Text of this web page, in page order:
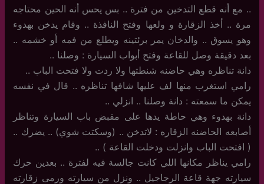
.. مع أنه قطع التدخين من فترة .. بس يحس أنه الحين محتاجه
مرة .. أخذ الزقارة و ولعها وفتح النافذة .. وقام يدخن بهدوء
وهو يسوق .. والدخان يمر برئتينه ويطلع من فمه أو خشمه ..
بعد دقيقة وصل للقاعة وفتح أبواب السيارة : وصلنا ..
دانة تناظره وهي حاضنه شنطتها ولا ردت ولا فتحت الباب ..
رامي استغرب منها لف عليها شافها تناظره .. قال في نفسه
يمكن ما سمعته : دانة وصلنا .. انزلي ..
دانة بهدوء وهي حاطة يدها على مقبض باب السيارة وتناظر
أصابعه الحاضنه الزقاره : لاتدخن .. (وسكتت شوي) .. يضرك ..
( افتحت الباب وانزلت ودخلت القاعة ) ..
رامي يناظر مكانها اللي كانت جالسة فيه لفترة .. بعدين حرك
سيارته جهة قاعة الرجاجيل .. ونزل من سيارته ورمى زقارته